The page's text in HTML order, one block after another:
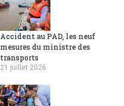
Accident au PAD, les neuf
mesures du ministre des
transports
21 juillet 2026